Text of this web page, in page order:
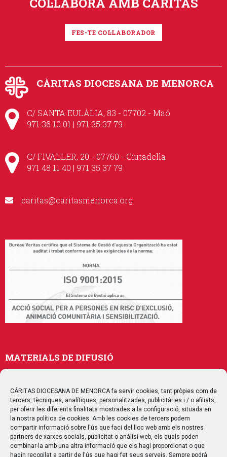
CÁRITAS DIOCESANA DE MENORCA fa servir cookies, tant pròpies com de
tercers, tècniques, analítiques, personalitzades, publicitàries i / o afiliats,
per oferir les diferents finalitats mostrades a la configuració, situada en
la nostra política de cookies. Amb les cookies de tercers podem
compartir informació sobre l'ús que faci del lloc web amb els nostres
partners de xarxes socials, publicitat o anàlisi web, els quals poden
combinar-la amb una altra informació que els hagi proporcionat o que
hagin recopilat a partir de l'ús que hagi fet seus serveis. Sempre podrà
FES-TE COL·LABORADOR
CÀRITAS DIOCESANA DE MENORCA
C/ SANTA EULÀLIA, 83 - 07702 - Maó
971 36 10 01 | 971 35 37 79
C/ FIVALLER, 20 - 07760 - Ciutadella
971 48 11 40 | 971 35 37 79
caritas@caritasmenorca.org
MATERIALS DE DIFUSIÓ
Publicacions
Multimedia
SEGUEIX-NOS